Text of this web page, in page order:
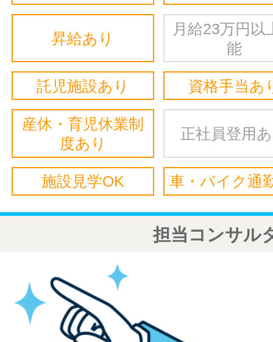
昇給あり
月給23万円以
能
託児施設あり 資格手当あ
産休・育児休業制
度あり
正社員登用
施設見学OK 車・バイク通
担当コンサル